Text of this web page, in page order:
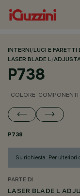
INTERNI/LUCI E
LASER BLADE L/
P738
COLORE
P738
Su richiesta. Per
PARTE DI
LASER BLADE L